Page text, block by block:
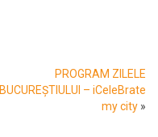
PROGRAM ZILELE
BUCUREȘTIULUI – iCeleBrate
my city »